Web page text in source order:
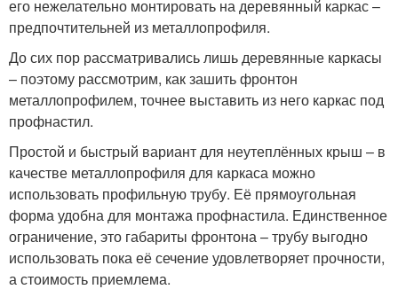
его нежелательно монтировать на деревянный каркас –
предпочтительней из металлопрофиля.
До сих пор рассматривались лишь деревянные каркасы
– поэтому рассмотрим, как зашить фронтон
металлопрофилем, точнее выставить из него каркас под
профнастил.
Простой и быстрый вариант для неутеплённых крыш – в
качестве металлопрофиля для каркаса можно
использовать профильную трубу. Её прямоугольная
форма удобна для монтажа профнастила. Единственное
ограничение, это габариты фронтона – трубу выгодно
использовать пока её сечение удовлетворяет прочности,
а стоимость приемлема.